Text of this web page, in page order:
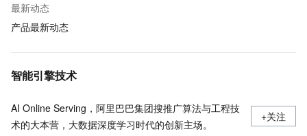
最新动态
产品最新动态
智能引擎技术
AI Online Serving，阿里巴巴集团搜推广算法与工程技
术的大本营，大数据深度学习时代的创新主场。
+关注